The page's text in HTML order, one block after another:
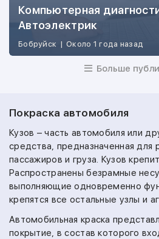
Компьютерная
Автоэлектрик
Бобруйск | Около 1 года назад
Больше
Покраска автомобиля
Кузов – часть автомобиля или
средства, предназначенная для
пассажиров и груза. Кузов
Распространены безрамные
выполняющие одновременно
крепятся все остальные узлы и
Автомобильная краска
покрытие, в состав которого